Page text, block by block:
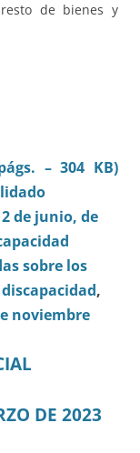
de bienes y
– 304 KB)
de junio, de
sobre los
,
noviembre
DE 2023